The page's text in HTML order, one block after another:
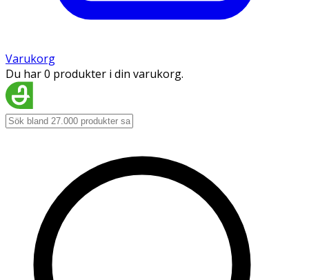
Varukorg
Du har 0 produkter i din varukorg.